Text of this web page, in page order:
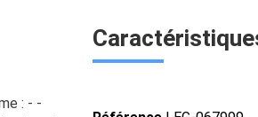
: - -